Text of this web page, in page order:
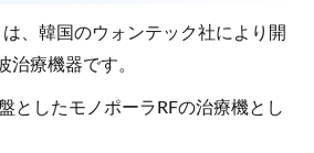
、韓国のウォンテック社により開
治療機器です。
としたモノポーラRFの治療機とし